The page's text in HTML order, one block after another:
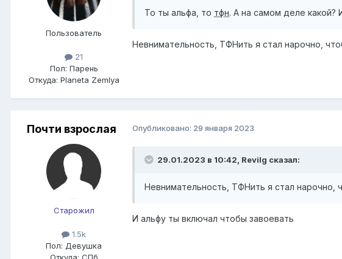
Пользователь
21
Пол: Парень
Откуда: Planeta Zemlya
То ты альфа, то тфн. А на самом деле какой?
Невнимательность, ТФНить я стал нарочно,
Почти взрослая
Старожил
1.5k
Пол: Девушка
Опубликовано: 29 января 2023
29.01.2023 в 10:42, Revilg сказал:
Невнимательность, ТФНить я стал нарочно,
И альфу ты включал чтобы завоевать